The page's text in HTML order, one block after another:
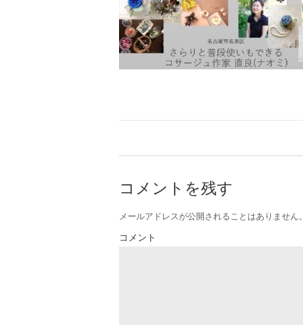
コメントを残す
メールアドレスが公開されることはありません。
コメント